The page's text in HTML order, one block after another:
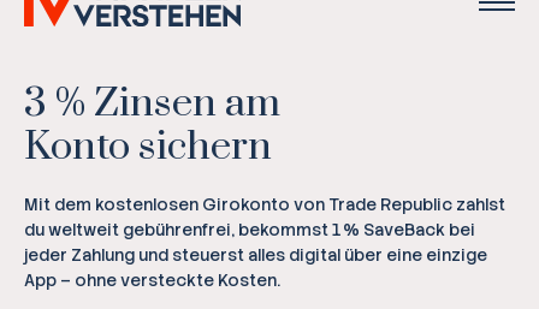
3 % Zinsen am
Konto sichern
Mit dem kostenlosen Girokonto von Trade Republic zahlst
du weltweit gebührenfrei, bekommst 1 % SaveBack bei
jeder Zahlung und steuerst alles digital über eine einzige
App – ohne versteckte Kosten.